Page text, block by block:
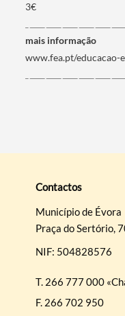
3€
mais informação
www.fea.pt/
Contactos
Município de Évora
Praça do Sertório,
NIF: 504828576
T. 266 777 000
F. 266 702 950